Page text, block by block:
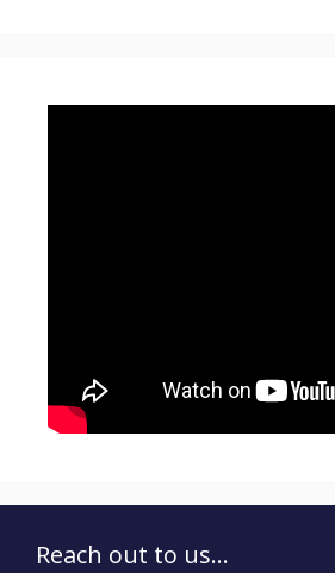
Reach out to us...